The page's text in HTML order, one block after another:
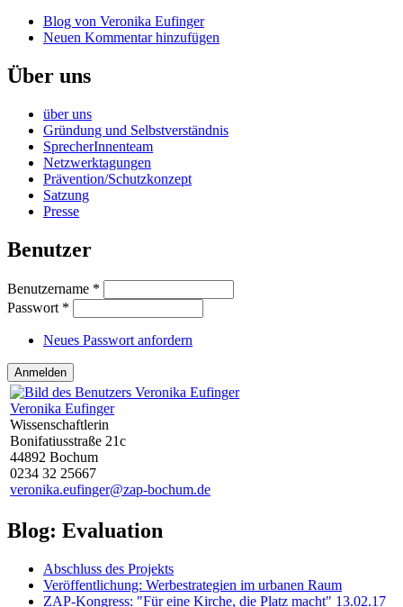
Blog von Veronika Eufinger
Neuen Kommentar hinzufügen
Über uns
über uns
Gründung und Selbstverständnis
SprecherInnenteam
Netzwerktagungen
Prävention/Schutzkonzept
Satzung
Presse
Benutzer
Benutzername *
Passwort *
Neues Passwort anfordern
Veronika Eufinger
Wissenschaftlerin
Bonifatiusstraße 21c
44892 Bochum
0234 32 25667
veronika.eufinger@zap-bochum.de
Blog: Evaluation
Abschluss des Projekts
Veröffentlichung: Werbestrategien im urbanen Raum
ZAP-Kongress: "Für eine Kirche, die Platz macht" 13.02.17